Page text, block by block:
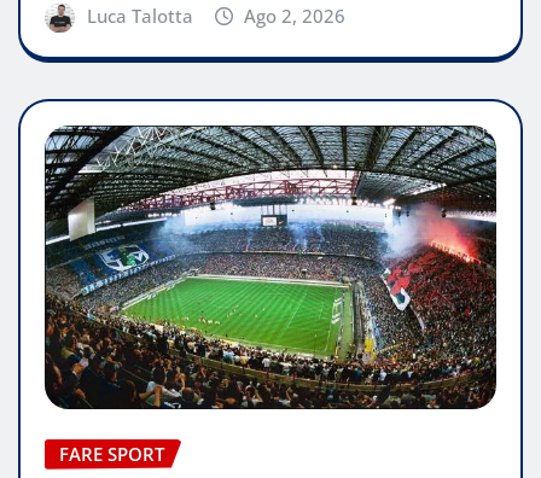
Luca Talotta Ago 2, 2026
FARE SPORT